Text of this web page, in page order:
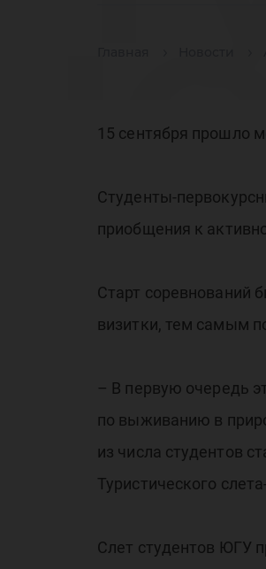
15 сентября прошло
Студенты-
приобщения к
Старт соревнований
визитки, тем самым
– В первую очередь
по выживанию в
из числа студентов
Туристического
Слет студентов ЮГУ